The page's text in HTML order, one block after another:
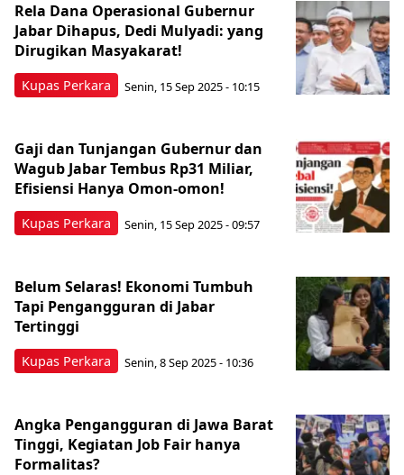
Kupas Perkara
Rela Dana Operasional Gubernur
Jabar Dihapus, Dedi Mulyadi: yang
Dirugikan Masyakarat!
Senin, 15 Sep 2025 - 10:15
Kupas Perkara
Gaji dan Tunjangan Gubernur dan
Wagub Jabar Tembus Rp31 Miliar,
Efisiensi Hanya Omon-omon!
Senin, 15 Sep 2025 - 09:57
Kupas Perkara
Belum Selaras! Ekonomi Tumbuh
Tapi Pengangguran di Jabar
Tertinggi
Senin, 8 Sep 2025 - 10:36
Angka Pengangguran di Jawa Barat
Tinggi, Kegiatan Job Fair hanya
Formalitas?